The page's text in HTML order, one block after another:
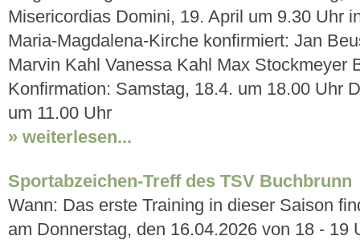
Misericordias Domini, 19. April um 9.30 Uhr
Maria-Magdalena-Kirche konfirmiert: Jan
Marvin Kahl Vanessa Kahl Max Stockmeyer
Konfirmation: Samstag, 18.4. um 18.00 Uhr
um 11.00 Uhr
» weiterlesen...
Sportabzeichen-Treff des TSV Buchbrunn
Wann: Das erste Training in dieser Saison
am Donnerstag, den 16.04.2026 von 18 - 19